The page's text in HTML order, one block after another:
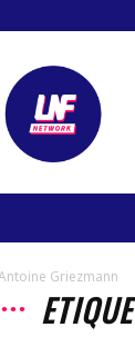
Griezmann